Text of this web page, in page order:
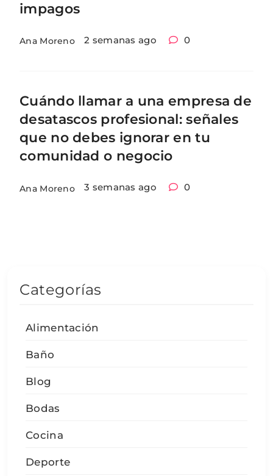
impagos
Ana Moreno 2 semanas ago 0
Cuándo llamar a una empresa de
desatascos profesional: señales
que no debes ignorar en tu
comunidad o negocio
Ana Moreno 3 semanas ago 0
Categorías
Alimentación
Baño
Blog
Bodas
Cocina
Deporte